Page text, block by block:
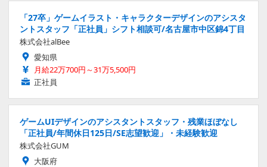
「27卒」ゲームイラスト・キャラクターデザインのアシスタ
ントスタッフ「正社員」シフト相談可/名古屋市中区錦4丁目
株式会社alBee
愛知県
月給22万700円～31万5,500円
正社員
ゲームUIデザインのアシスタントスタッフ・残業ほぼなし
「正社員/年間休日125日/SE志望歓迎」・未経験歓迎
株式会社GUM
大阪府